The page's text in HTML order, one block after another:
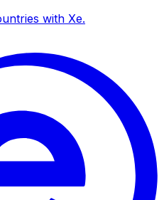
with Xe.